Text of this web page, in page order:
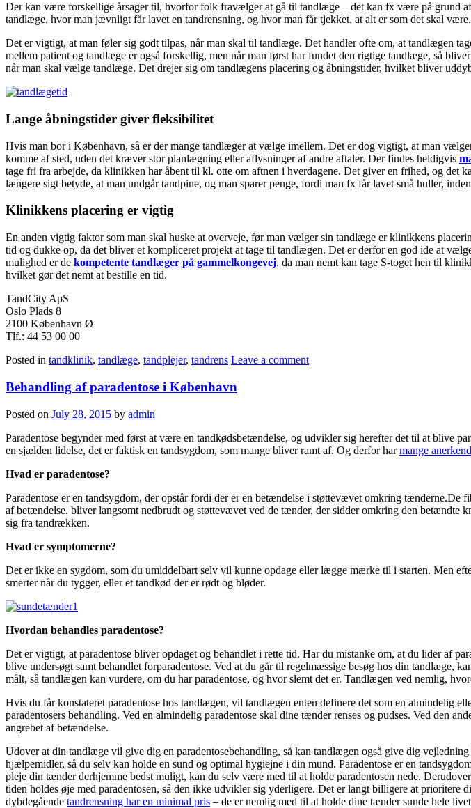
Der kan være forskellige årsager til, hvorfor folk fravælger at gå til tandlæge – det kan fx være på grund
tandlæge, hvor man jævnligt får lavet en tandrensning, og hvor man får tjekket, at alt er som det skal være.
Det er vigtigt, at man føler sig godt tilpas, når man skal til tandlæge. Det handler ofte om, at tandlægen
mellem patient og tandlæge er også forskellig, men når man først har fundet den rigtige tandlæge, så
når man skal vælge tandlæge. Det drejer sig om tandlægens placering og åbningstider, hvilket bliver
Lange åbningstider giver fleksibilitet
Hvis man bor i København, så er der mange tandlæger at vælge imellem. Det er dog vigtigt, at man
komme af sted, uden det kræver stor planlægning eller aflysninger af andre aftaler. Der findes heldigvis
tage fri fra arbejde, da klinikken har åbent til kl. otte om aftnen i hverdagene. Det giver en frihed, og det
længere sigt betyde, at man undgår tandpine, og man sparer penge, fordi man fx får lavet små huller,
Klinikkens placering er vigtig
En anden vigtig faktor som man skal huske at overveje, før man vælger sin tandlæge er klinikkens
tid og dukke op, da det bliver et kompliceret projekt at tage til tandlægen. Det er derfor en god ide at
mulighed er de kompetente tandlæger på gammelkongevej, da man nemt kan tage S-toget hen til
hvilket gør det nemt at bestille en tid.
TandCity ApS
Oslo Plads 8
2100 København Ø
Tlf.: 44 53 00 00
Posted in tandklinik, tandlæge, tandplejer, tandrens Leave a comment
Behandling af paradentose i København
Posted on July 28, 2015 by admin
Paradentose begynder med først at være en tandkødsbetændelse, og udvikler sig herefter det til at blive
en sjælden lidelse, det er faktisk en tandsygdom, som mange bliver ramt af. Og derfor harmange
Hvad er paradentose?
Paradentose er en tandsygdom, der opstår fordi der er en betændelse i støttevævet omkring
af betændelse, bliver langsomt nedbrudt og støttevævet ved de tænder, der sidder omkring den
sig fra tandrækken.
Hvad er symptomerne?
Det er ikke en sygdom, som du umiddelbart selv vil kunne opdage eller lægge mærke til i starten. Men
smerter når du tygger, eller et tandkød der er rødt og bløder.
Hvordan behandles paradentose?
Det er vigtigt, at paradentose bliver opdaget og behandlet i rette tid. Har du mistanke om, at du lider af
blive undersøgt samt behandlet forparadentose. Ved at du går til regelmæssige besøg hos din
målt, så tandlægen kan vurdere, om du har paradentose, og hvor slemt det er. Tandlægen ved nemlig,
Hvis du får konstateret paradentose hos tandlægen, vil tandlægen enten definere det som en almindelig
paradentosers behandling. Ved en almindelig paradentose skal dine tænder renses og pudses. Ved den
angrebet af betændelse.
Udover at din tandlæge vil give dig en paradentosebehandling, så kan tandlægen også give dig
hjælpemidler, så du selv kan holde en sund og optimal hygiejne i din mund. Paradentose er en
pleje din tænder derhjemme bedst muligt, kan du selv være med til at holde paradentosen nede.
tiden holdes øje med paradentosen, så den ikke udvikler sig yderligere. Det er langt billigere at
dybdegående tandrensning har en minimal pris – de er nemlig med til at holde dine tænder sunde hele